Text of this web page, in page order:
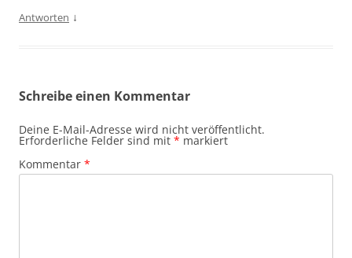
Antworten ↓
Schreibe einen Kommentar
Deine E-Mail-Adresse wird nicht veröffentlicht.
Erforderliche Felder sind mit * markiert
Kommentar *